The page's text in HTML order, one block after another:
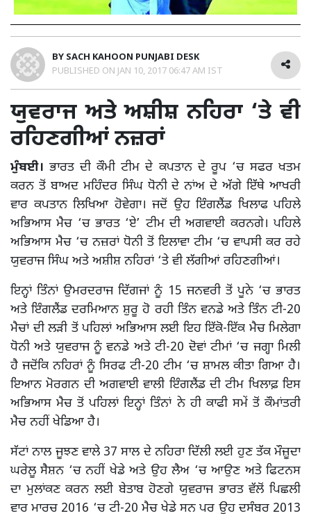
BY SACH KAHOON PUNJABI DESK
PUBLISHED ON JAN 10, 2017 06:47 AM IST
ਯੁਵਰਾਜ ਅਤੇ ਅਸ਼ੀਸ਼ ਨਹਿਰਾ ‘ਤੇ ਵੀ
ਰਹਿਣਗੀਆਂ ਨਜ਼ਰਾਂ
ਮੁੰਬਈ।ਭਾਰਤ ਦੀ ਕੌਮੀ ਟੀਮ ਦੇ ਕਪਤਾਨ ਦੇ ਰੂਪ ‘ਚ ਸਫਰ ਖਤਮ
ਕਰਨ ਤੋਂ ਬਾਅਦ ਮਹਿੰਦਰ ਸਿੰਘ ਧੋਨੀ ਦੇ ਨਾਂਅ ਦੇ ਅੱਗੇ ਇੱਥੇ ਆਖਰੀ
ਵਾਰ ਕਪਤਾਨ ਲਿਖਿਆ ਹੋਵੇਗਾ। ਜਦੋਂ ਉਹ ਇੰਗਲੈਂਡ ਖਿਲਾਫ ਪਹਿਲੇ
ਅਭਿਆਸ ਮੈਚ ‘ਚ ਭਾਰਤ ‘ਏ’ ਟੀਮ ਦੀ ਅਗਵਾਈ ਕਰਨਗੇ। ਪਹਿਲੇ
ਅਭਿਆਸ ਮੈਚ ‘ਚ ਨਜ਼ਰਾਂ ਧੋਨੀ ਤੋਂ ਇਲਾਵਾ ਟੀਮ ‘ਚ ਵਾਪਸੀ ਕਰ ਰਹੇ
ਯੁਵਰਾਜ ਸਿੰਘ ਅਤੇ ਅਸ਼ੀਸ਼ ਨਹਿਰਾਂ ‘ਤੇ ਵੀ ਲੱਗੀਆਂ ਰਹਿਣਗੀਆਂ।
ਇਨ੍ਹਾਂ ਤਿੰਨਾਂ ਉਮਰਦਰਾਜ ਦਿੱਗਜਾਂ ਨੂੰ 15 ਜਨਵਰੀ ਤੋਂ ਪੂਨੇ ‘ਚ ਭਾਰਤ
ਅਤੇ ਇੰਗਲੈਂਡ ਦਰਮਿਆਨ ਸ਼ੁਰੂ ਹੋ ਰਹੀ ਤਿੰਨ ਵਨਡੇ ਅਤੇ ਤਿੰਨ ਟੀ-20
ਮੈਚਾਂ ਦੀ ਲੜੀ ਤੋਂ ਪਹਿਲਾਂ ਅਭਿਆਸ ਲਈ ਇਹ ਇੱਕੋ-ਇੱਕ ਮੈਚ ਮਿਲੇਗਾ
ਧੋਨੀ ਅਤੇ ਯੁਵਰਾਜ ਨੂੰ ਵਨਡੇ ਅਤੇ ਟੀ-20 ਦੋਵਾਂ ਟੀਮਾਂ ‘ਚ ਜਗ੍ਹਾ ਮਿਲੀ
ਹੈ ਜਦੋਂਕਿ ਨਹਿਰਾਂ ਨੂੰ ਸਿਰਫ ਟੀ-20 ਟੀਮ ‘ਚ ਸ਼ਾਮਲ ਕੀਤਾ ਗਿਆ ਹੈ।
ਇਆਨ ਮੋਰਗਨ ਦੀ ਅਗਵਾਈ ਵਾਲੀ ਇੰਗਲੈਂਡ ਦੀ ਟੀਮ ਖਿਲਾਫ਼ ਇਸ
ਅਭਿਆਸ ਮੈਚ ਤੋਂ ਪਹਿਲਾਂ ਇਨ੍ਹਾਂ ਤਿੰਨਾਂ ਨੇ ਹੀ ਕਾਫੀ ਸਮੇਂ ਤੋਂ ਕੌਮਾਂਤਰੀ
ਮੈਚ ਨਹੀਂ ਖੇਡਿਆ ਹੈ।
ਸੱਟਾਂ ਨਾਲ ਜੂਝਣ ਵਾਲੇ 37 ਸਾਲ ਦੇ ਨਹਿਰਾ ਦਿੱਲੀ ਲਈ ਹੁਣ ਤੱਕ ਮੌਜ਼ੂਦਾ
ਘਰੇਲੂ ਸੈਸ਼ਨ ‘ਚ ਨਹੀਂ ਖੇਡੇ ਅਤੇ ਉਹ ਲੈਅ ‘ਚ ਆਉਣ ਅਤੇ ਫਿਟਨਸ
ਦਾ ਮੁਲਾਂਕਣ ਕਰਨ ਲਈ ਬੇਤਾਬ ਹੋਣਗੇ ਯੁਵਰਾਜ ਭਾਰਤ ਵੱਲੋਂ ਪਿਛਲੀ
ਵਾਰ ਮਾਰਚ 2016 ‘ਚ ਟੀ-20 ਮੈਚ ਖੇਡੇ ਸਨ ਪਰ ਉਹ ਦਸੰਬਰ 2013